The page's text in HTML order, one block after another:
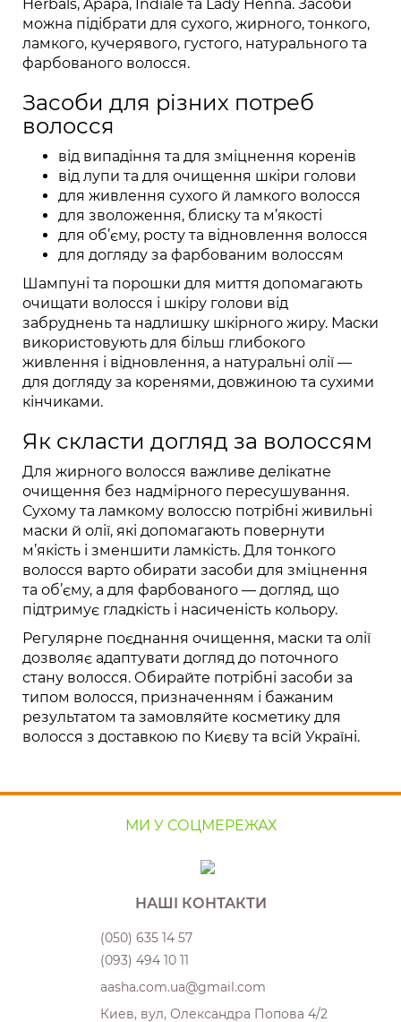
Herbals, Apapa, Indiale та Lady Henna. Засоби
можна підібрати для сухого, жирного, тонкого,
ламкого, кучерявого, густого, натурального та
фарбованого волосся.
Засоби для різних потреб
волосся
від випадіння та для зміцнення коренів
від лупи та для очищення шкіри голови
для живлення сухого й ламкого волосся
для зволоження, блиску та м’якості
для об’єму, росту та відновлення волосся
для догляду за фарбованим волоссям
Шампуні та порошки для миття допомагають
очищати волосся і шкіру голови від
забруднень та надлишку шкірного жиру. Маски
використовують для більш глибокого
живлення і відновлення, а натуральні олії —
для догляду за коренями, довжиною та сухими
кінчиками.
Як скласти догляд за волоссям
Для жирного волосся важливе делікатне
очищення без надмірного пересушування.
Сухому та ламкому волоссю потрібні живильні
маски й олії, які допомагають повернути
м’якість і зменшити ламкість. Для тонкого
волосся варто обирати засоби для зміцнення
та об’єму, а для фарбованого — догляд, що
підтримує гладкість і насиченість кольору.
Регулярне поєднання очищення, маски та олії
дозволяє адаптувати догляд до поточного
стану волосся. Обирайте потрібні засоби за
типом волосся, призначенням і бажаним
результатом та замовляйте косметику для
волосся з доставкою по Києву та всій Україні.
МИ У СОЦМЕРЕЖАХ
НАШІ КОНТАКТИ
(050) 635 14 57
(093) 494 10 11
aasha.com.ua@gmail.com
Киев, вул, Олександра Попова 4/2